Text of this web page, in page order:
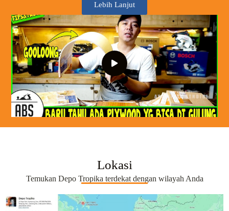
Lebih Lanjut
Lokasi
Temukan Depo Tropika terdekat dengan wilayah Anda